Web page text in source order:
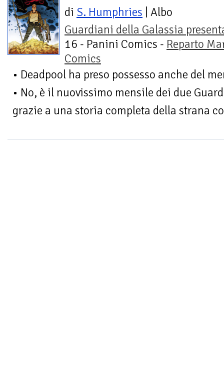
di S. Humphries | Albo
Guardiani della Galassia
16 - Panini Comics - Reparto
Comics
• Deadpool ha preso possesso anche del
• No, è il nuovissimo mensile dei due
grazie a una storia completa della strana